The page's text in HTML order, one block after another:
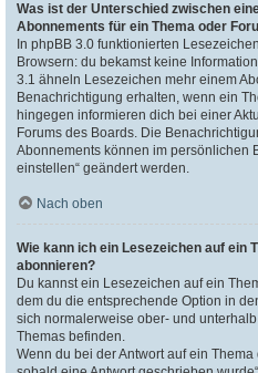
Was ist der Unterschied zwischen
Abonnements für ein Thema oder
In phpBB 3.0 funktionierten
Browsern: du bekamst keine
3.1 ähneln Lesezeichen mehr einem
Benachrichtigung erhalten, wenn ein
hingegen informieren dich bei einer
Forums des Boards. Die
Abonnements können im persönlichen
einstellen“ geändert werden.
Nach oben
Wie kann ich ein Lesezeichen auf ein
abonnieren?
Du kannst ein Lesezeichen auf ein
dem du die entsprechende Option in
sich normalerweise ober- und
Themas befinden.
Wenn du bei der Antwort auf ein